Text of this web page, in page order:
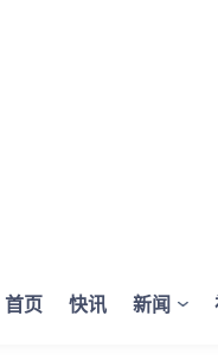
首页 快讯 新闻